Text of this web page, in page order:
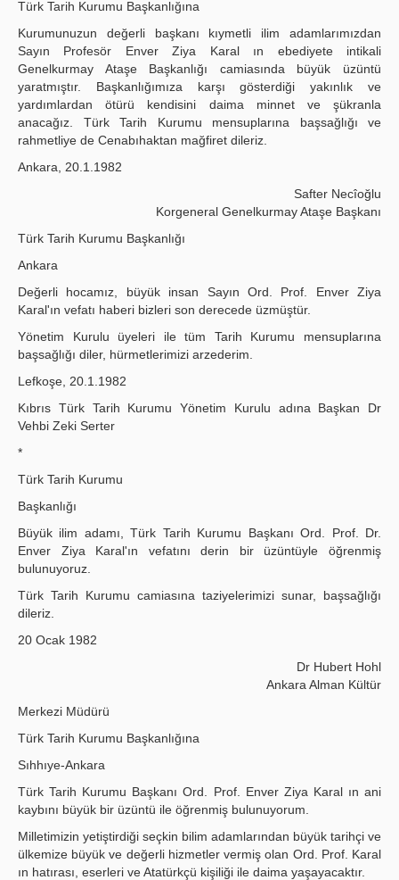
Türk Tarih Kurumu Başkanlığına
Kurumunuzun değerli başkanı kıymetli ilim adamlarımızdan
Sayın Profesör Enver Ziya Karal ın ebediyete intikali
Genelkurmay Ataşe Başkanlığı camiasında büyük üzüntü
yaratmıştır. Başkanlığımıza karşı gösterdiği yakınlık ve
yardımlardan ötürü kendisini daima minnet ve şükranla
anacağız. Türk Tarih Kurumu mensuplarına başsağlığı ve
rahmetliye de Cenabıhaktan mağfiret dileriz.
Ankara, 20.1.1982
Safter Necîoğlu
Korgeneral Genelkurmay Ataşe Başkanı
Türk Tarih Kurumu Başkanlığı
Ankara
Değerli hocamız, büyük insan Sayın Ord. Prof. Enver Ziya
Karal'ın vefatı haberi bizleri son derecede üzmüştür.
Yönetim Kurulu üyeleri ile tüm Tarih Kurumu mensuplarına
başsağlığı diler, hürmetlerimizi arzederim.
Lefkoşe, 20.1.1982
Kıbrıs Türk Tarih Kurumu Yönetim Kurulu adına Başkan Dr
Vehbi Zeki Serter
*
Türk Tarih Kurumu
Başkanlığı
Büyük ilim adamı, Türk Tarih Kurumu Başkanı Ord. Prof. Dr.
Enver Ziya Karal'ın vefatını derin bir üzüntüyle öğrenmiş
bulunuyoruz.
Türk Tarih Kurumu camiasına taziyelerimizi sunar, başsağlığı
dileriz.
20 Ocak 1982
Dr Hubert Hohl
Ankara Alman Kültür
Merkezi Müdürü
Türk Tarih Kurumu Başkanlığına
Sıhhıye-Ankara
Türk Tarih Kurumu Başkanı Ord. Prof. Enver Ziya Karal ın ani
kaybını büyük bir üzüntü ile öğrenmiş bulunuyorum.
Milletimizin yetiştirdiği seçkin bilim adamlarından büyük tarihçi ve
ülkemize büyük ve değerli hizmetler vermiş olan Ord. Prof. Karal
ın hatırası, eserleri ve Atatürkçü kişiliği ile daima yaşayacaktır.